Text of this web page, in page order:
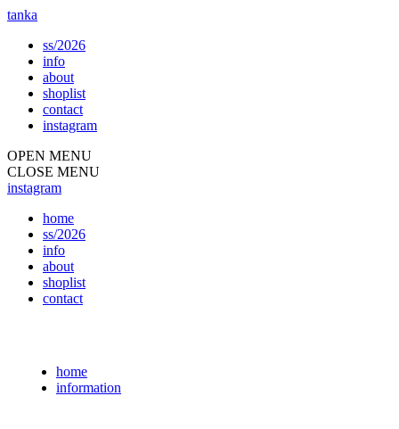
tanka
ss/2026
info
about
shoplist
contact
instagram
OPEN MENU
CLOSE MENU
instagram
home
ss/2026
info
about
shoplist
contact
home
information